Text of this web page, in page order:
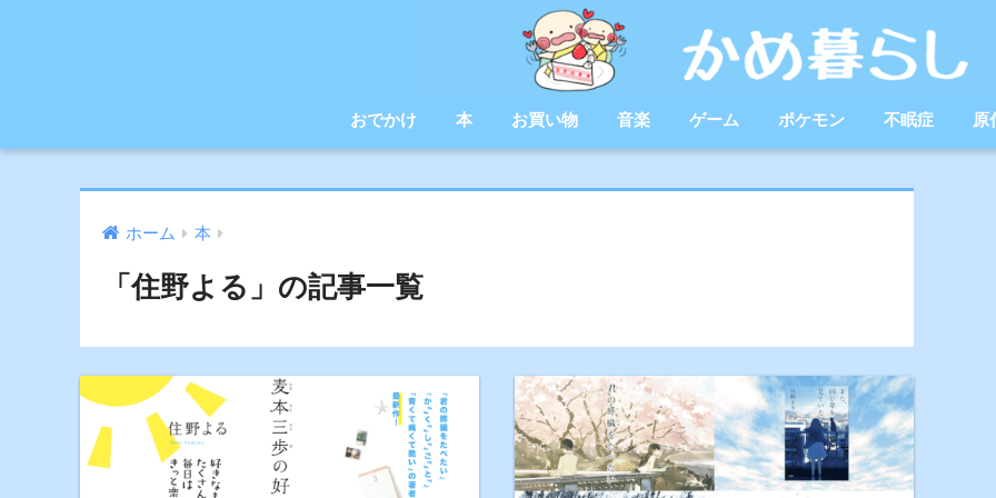
おでかけ 本 お買い物 音楽 ゲーム ポケモン 不眠症 原
ホーム 本
「住野よる」の記事一覧